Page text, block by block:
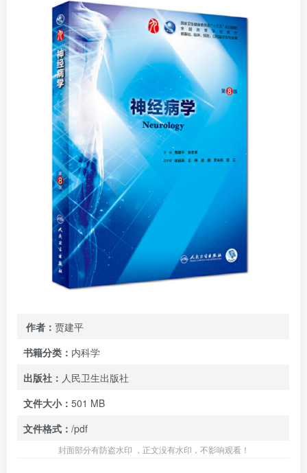
作者： 贾建平
书籍分类： 内科学
出版社： 人民卫生出版社
文件大小： 501 MB
文件格式： /pdf
封面部分有防盗水印 ，正文没有水印，不影响观看！